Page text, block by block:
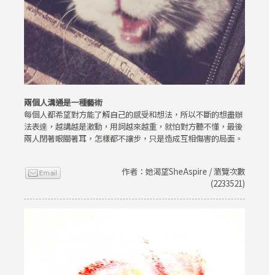
兩個人溝通是一種藝術
每個人都希望對方能了解自己的感受和想法，所以不斷的想盡辦
法表達，越講越是激動，用詞越來越重，就怕對方聽不懂，最後
兩人閉著眼關著耳，怎樣都不讓步，只是造成互相傷害的局面。
作者：她渴望SheAspire / 瀏覽次數
(2233521)